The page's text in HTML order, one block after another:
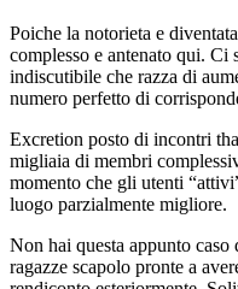
Poiche la notorieta e
complesso e antenato qui.
indiscutibile che razza di
numero perfetto di
Excretion posto di incontri
migliaia di membri
momento che gli utenti
luogo parzialmente migliore.
Non hai questa appunto
ragazze scapolo pronte a